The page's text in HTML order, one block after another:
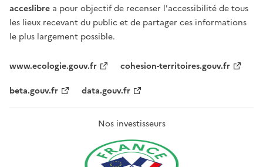
acceslibre a pour objectif de recenser l'accessibilité de tous
les lieux recevant du public et de partager ces informations
le plus largement possible.
www.ecologie.gouv.fr
cohesion-territoires.gouv.fr
beta.gouv.fr
data.gouv.fr
Nos investisseurs